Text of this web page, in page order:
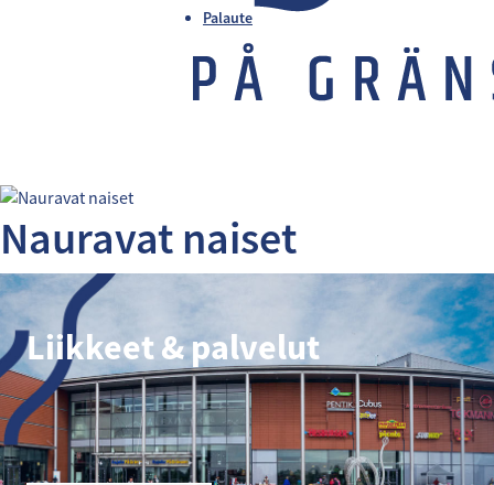
Palaute
Nauravat naiset
Liikkeet & palvelut